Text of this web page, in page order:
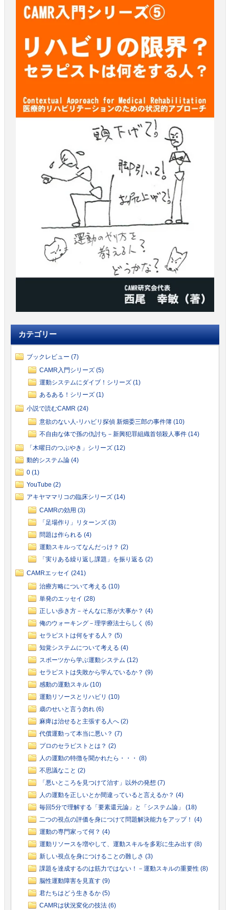
カテゴリー
ブックレビュー (7)
CAMR入門シリーズ (5)
運動システムにダイブ！シリーズ (1)
あるある！シリーズ (1)
小説で読むCAMR (24)
意欲のない人-リハビリ探偵 新畑委三郎の事件簿 (10)
不自由な体で孫の仇討ち－新興犯罪組織首領殺人事件 (14)
「木曜日のつぶやき」シリーズ (12)
動的システム論 (4)
0 (1)
YouTube (2)
アキヤママリコの臨床シリーズ (14)
CAMRの効用 (3)
「足場作り」リターンズ (3)
問題は作られる (4)
運動スキルってなんだっけ？ (2)
「実りある繰り返し課題」を振り返る (2)
CAMRエッセイ (241)
治療方略について考える (10)
単発のエッセイ (28)
正しい歩き方－そんなに形が大事か？ (4)
俺のウォーキング－理学療法士らしく (6)
セラピストは何をする人？ (5)
知覚システムについて考える (4)
スポーツから学ぶ運動システム (12)
セラピストは失敗から学んでいるか？ (9)
感動の運動スキル (10)
運動リソースとリハビリ (10)
歳のせいと言う勿れ (6)
麻痺は治せると主張する人へ (2)
代償運動って本当に悪い？ (7)
プロのセラピストとは？ (2)
人の運動の特徴を聞かれたら・・・ (8)
不思議なこと (2)
「悪いところを見つけて治す」以外の発想 (7)
人の運動を正しいとか間違っていると言えるか？ (4)
毎回5分で理解する「要素還元論」と「システム論」 (18)
二つの視点の評価を身につけて問題解決能力をアップ！ (4)
運動の専門家って何？ (4)
運動リソースを増やして、運動スキルを多彩に生み出す (8)
新しい視点を身につけることの難しさ (3)
課題を達成するのは筋力ではない！－運動スキルの重要性 (8)
脳性運動障害を見直す (9)
君たちはどう生きるか (5)
CAMRは状況変化の技法 (6)